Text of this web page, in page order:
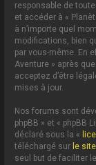
responsable de
et accéder à «
à n’importe quel
modifications, bien
par vous-même. En
Aventure » après
acceptez d’être
mises à jour.
Nos forums sont
phpBB » et « phpBB
déclaré sous la «
téléchargé sur le
seul but de faciliter